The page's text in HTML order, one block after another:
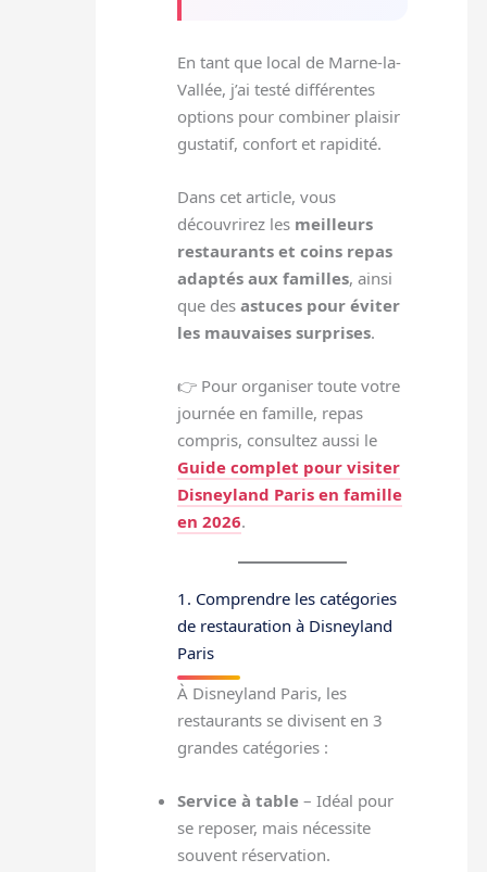
En tant que local de Marne-la-
Vallée, j’ai testé différentes
options pour combiner plaisir
gustatif, confort et rapidité.
Dans cet article, vous
découvrirez les meilleurs
restaurants et coins repas
adaptés aux familles, ainsi
que desastuces pour éviter
les mauvaises surprises.
👉 Pour organiser toute votre
journée en famille, repas
compris, consultez aussi le
Guide complet pour visiter
Disneyland Paris en famille
en 2026.
1. Comprendre les catégories
de restauration à Disneyland
Paris
À Disneyland Paris, les
restaurants se divisent en 3
grandes catégories :
Service à table – Idéal pour
se reposer, mais nécessite
souvent réservation.